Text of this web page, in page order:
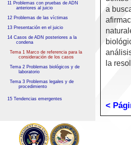
11 Problemas con pruebas de ADN
anteriores al juicio
12 Problemas de las víctimas
13 Presentación en el juicio
14 Casos de ADN posteriores a la
condena
Tema 1 Marco de referencia para la
consideración de los casos
Tema 2 Problemas biológicos y de
laboratorio
Tema 3 Problemas legales y de
procedimiento
15 Tendencias emergentes
a
la
<